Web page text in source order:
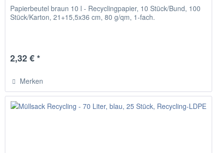
Papierbeutel braun 10 l - Recyclingpapier, 10 Stück/Bund, 100
Stück/Karton, 21+15,5x36 cm, 80 g/qm, 1-fach.
2,32 € *
Merken